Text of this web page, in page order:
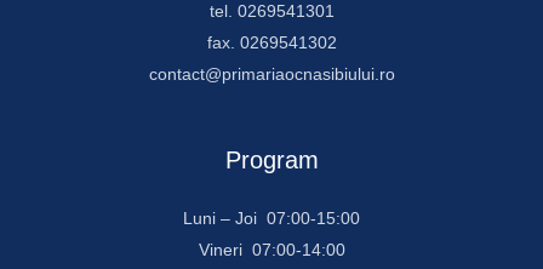
tel. 0269541301
fax. 0269541302
contact@primariaocnasibiului.ro
Program
Luni – Joi 07:00-15:00
Vineri 07:00-14:00